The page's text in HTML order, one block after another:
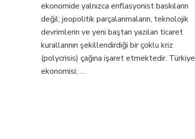
ekonomide yalnızca enflasyonist baskıların
değil; jeopolitik parçalanmaların, teknolojik
devrimlerin ve yeni baştan yazılan ticaret
kurallarının şekillendirdiği bir çoklu kriz
(polycrisis) çağına işaret etmektedir. Türkiye
ekonomisi; …